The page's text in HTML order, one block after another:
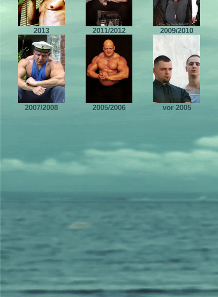
2013 2011/2012 2009/2010
2007/2008 2005/2006 vor 2005